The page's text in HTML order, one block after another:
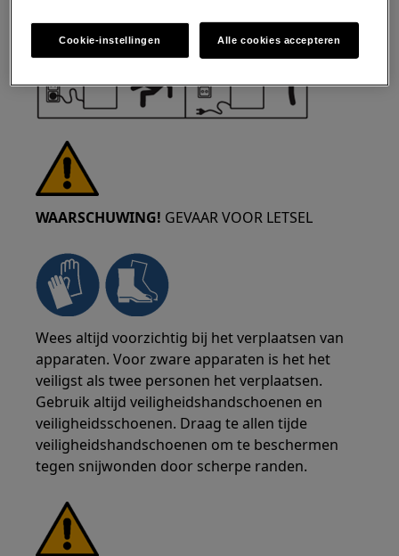
WAARSCHUWING! GEVAAR VOOR LETSEL
Wees altijd voorzichtig bij het verplaatsen van
apparaten. Voor zware apparaten is het het
veiligst als twee personen het verplaatsen.
Gebruik altijd veiligheidshandschoenen en
veiligheidsschoenen. Draag te allen tijde
veiligheidshandschoenen om te beschermen
tegen snijwonden door scherpe randen.
Cookie-instellingen Alle cookies accepteren